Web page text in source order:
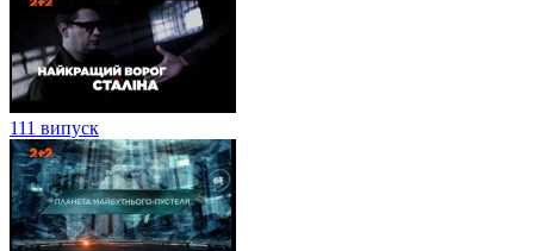
111 випуск